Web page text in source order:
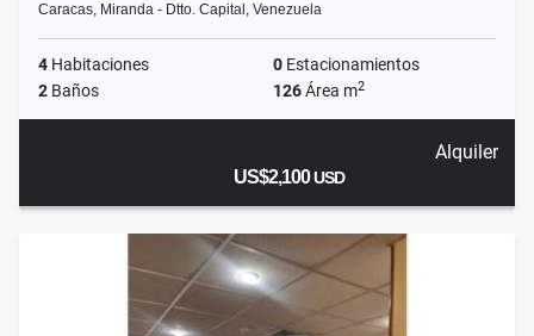
Caracas, Miranda - Dtto. Capital, Venezuela
4 Habitaciones 0 Estacionamientos
2 Baños 126Área m2
Alquiler
US$2,100USD